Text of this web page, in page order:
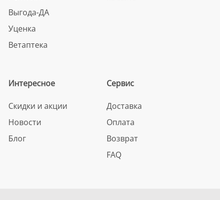
Выгода-ДА
Уценка
Ветаптека
Интересное
Скидки и акции
Новости
Блог
Сервис
Доставка
Оплата
Возврат
FAQ